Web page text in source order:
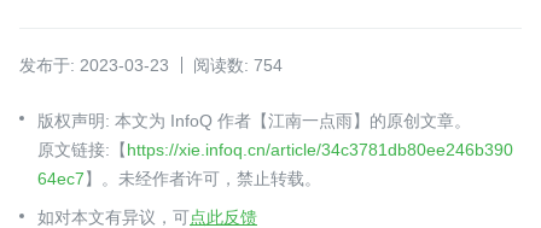
发布于: 2023-03-23 阅读数: 754
版权声明: 本文为 InfoQ 作者【江南一点雨】的原创文章。
原文链接:【https://xie.infoq.cn/article/34c3781db80ee246b390
64ec7】。未经作者许可，禁止转载。
如对本文有异议，可点此反馈